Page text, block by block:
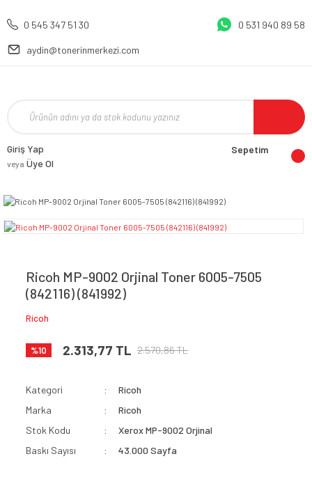
0 545 347 51 30 0 531 940 89 58
aydin@tonerinmerkezi.com
Giriş Yap
veya Üye Ol
Sepetim
Ricoh MP-9002 Orjinal Toner 6005-7505
(842116) (841992)
Ricoh
%10 2.313,77 TL 2.570,86 TL
Kategori
Ricoh
Marka
Ricoh
Stok Kodu
Xerox MP-9002 Orjinal
Baskı Sayısı
43.000 Sayfa